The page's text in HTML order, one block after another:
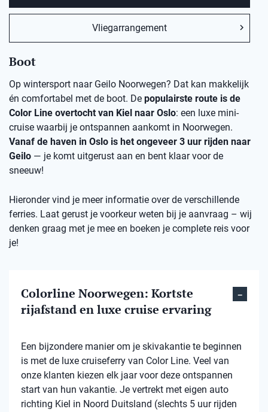
Vliegarrangement
Boot
Op wintersport naar Geilo Noorwegen? Dat kan makkelijk
én comfortabel met de boot. De populairste route is de
Color Line overtocht van Kiel naar Oslo: een luxe mini-
cruise waarbij je ontspannen aankomt in Noorwegen.
Vanaf de haven in Oslo is het ongeveer 3 uur rijden naar
Geilo — je komt uitgerust aan en bent klaar voor de
sneeuw!
Hieronder vind je meer informatie over de verschillende
ferries. Laat gerust je voorkeur weten bij je aanvraag – wij
denken graag met je mee en boeken je complete reis voor
je!
Colorline Noorwegen: Kortste
rijafstand en luxe cruise ervaring
Een bijzondere manier om je skivakantie te beginnen
is met de luxe cruiseferry van Color Line. Veel van
onze klanten kiezen elk jaar voor deze ontspannen
start van hun vakantie. Je vertrekt met eigen auto
richting Kiel in Noord Duitsland (slechts 5 uur rijden